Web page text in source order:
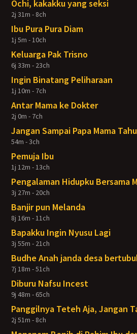
Ochi, kakakku yang seksi
2j 31m - 8ch
Ibu Pura Pura Diam
1j 5m - 10ch
Keluarga Pak Trisno
6j 33m - 23ch
Ingin Binatang Peliharaan
1j 10m - 7ch
Antar Mama ke Dokter
2j 0m - 7ch
Jangan Sampai Papa Mama
54m - 3ch
Pemuja Ibu
1j 12m - 13ch
Pengalaman Hidupku Bersama
3j 27m - 20ch
Banjir pun Melanda
8j 16m - 11ch
Bapakku Ingin Nyusu Lagi
3j 55m - 21ch
Budhe Anah janda desa
7j 18m - 51ch
Diburu Nafsu Incest
9j 48m - 65ch
Panggilnya Teteh Aja, Jangan
2j 51m - 8ch